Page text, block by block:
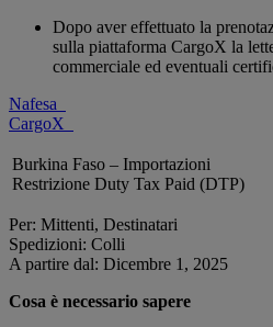
Dopo aver effettuato la
sulla piattaforma CargoX la
commerciale ed eventuali
Nafesa
CargoX
Burkina Faso – Importazioni
Restrizione Duty Tax Paid (DTP)
Per: Mittenti, Destinatari
Spedizioni: Colli
A partire dal: Dicembre 1, 2025
Cosa è necessario sapere